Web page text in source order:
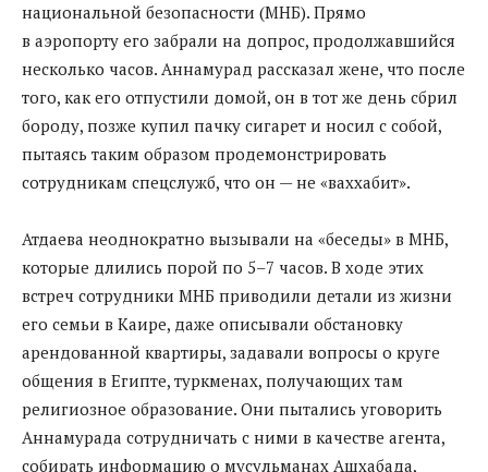
национальной безопасности (МНБ). Прямо
в аэропорту его забрали на допрос, продолжавшийся
несколько часов. Аннамурад рассказал жене, что после
того, как его отпустили домой, он в тот же день сбрил
бороду, позже купил пачку сигарет и носил с собой,
пытаясь таким образом продемонстрировать
сотрудникам спецслужб, что он — не «ваххабит».
Атдаева неоднократно вызывали на «беседы» в МНБ,
которые длились порой по 5–7 часов. В ходе этих
встреч сотрудники МНБ приводили детали из жизни
его семьи в Каире, даже описывали обстановку
арендованной квартиры, задавали вопросы о круге
общения в Египте, туркменах, получающих там
религиозное образование. Они пытались уговорить
Аннамурада сотрудничать с ними в качестве агента,
собирать информацию о мусульманах Ашхабада,